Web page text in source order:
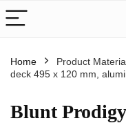
Home Product
deck 495 x 120 mm,
‎Blunt Prodigy